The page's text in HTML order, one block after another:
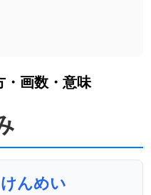
・画数・意味
けんめい